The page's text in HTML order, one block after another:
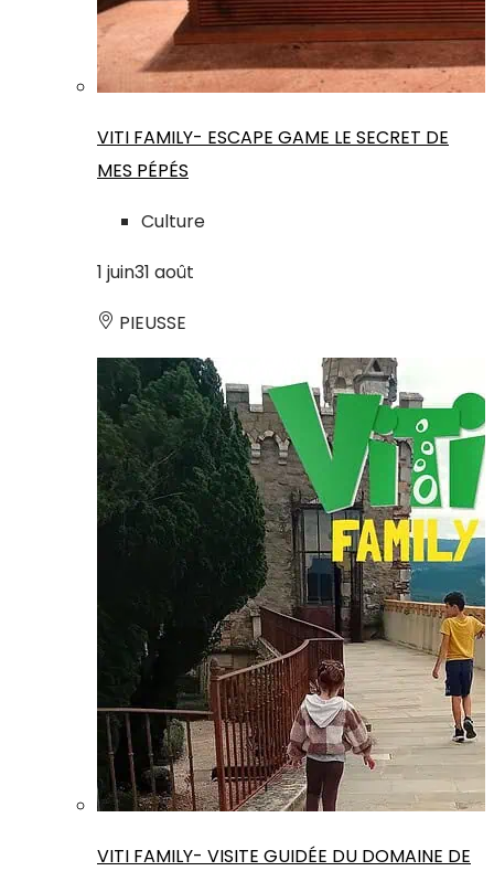
VITI FAMILY- ESCAPE GAME LE SECRET DE
MES PÉPÉS
Culture
1 juin31 août
PIEUSSE
VITI FAMILY- VISITE GUIDÉE DU DOMAINE DE